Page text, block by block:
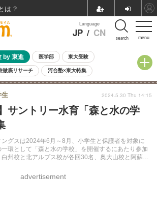
menu
Language
JP / CN search
by 東進 医学部 東大受験
徹底リサーチ 河合塾×東大特集
高校受験 中学受験 小学校受験
全国公立高校 過去問 人気記事
サントリー水育「森と水の学
グスは2024年6月～8月、小学生と保護者を対象に
一環として「森と水の学校」を開催するにあたり参加
州校と北アルプス校が各回30名、奥大山校と阿蘇校
生
advertisement
2024.5.30 Thu 14:15